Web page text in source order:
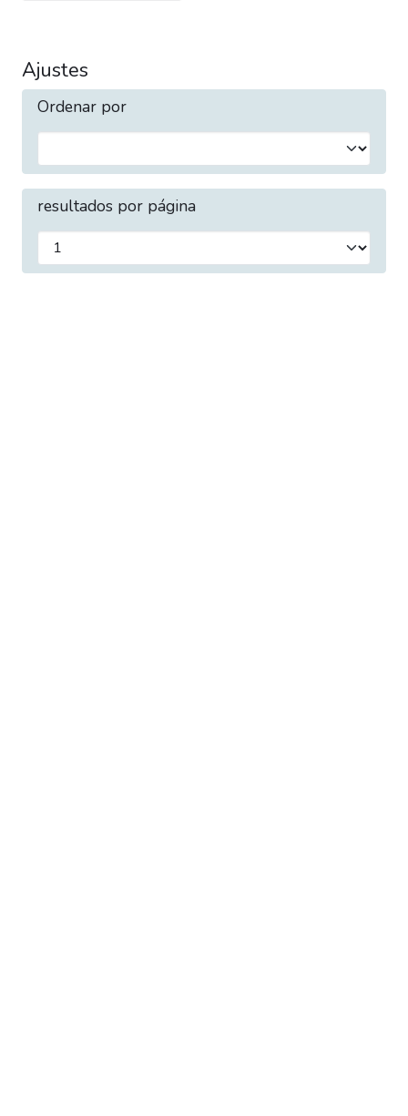
Ajustes
Ordenar por
resultados por página